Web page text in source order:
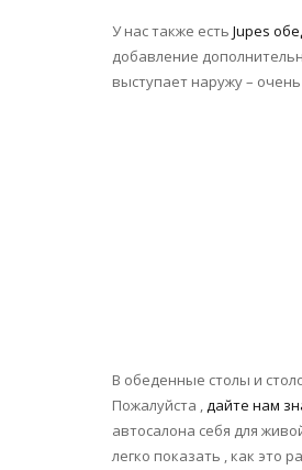
У нас также есть Jupes
добавление
выступает наружу –
В обеденные столы и
Пожалуйста ,дайте нам
автосалона себя для
легко показать , как это